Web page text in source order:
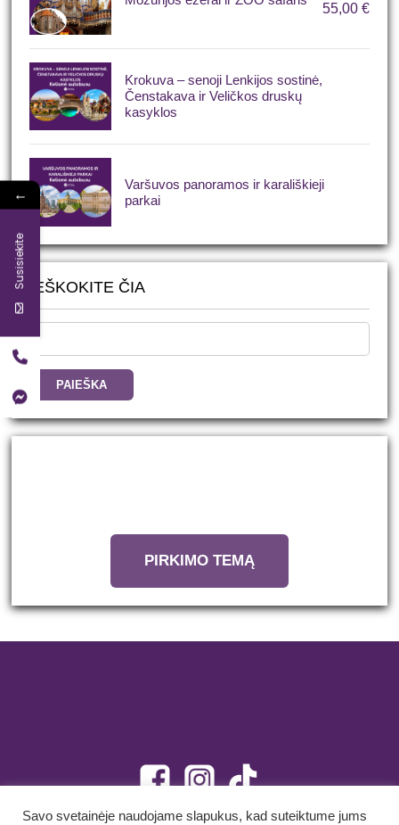
55,00 €
Krokuva – senoji Lenkijos sostinė,
Čenstakava ir Veličkos druskų
kasyklos
Varšuvos panoramos ir karališkieji
parkai
IEŠKOKITE ČIA
PIRKIMO TEMĄ
Savo svetainėje naudojame slapukus, kad suteiktume jums
←
Susisiekite